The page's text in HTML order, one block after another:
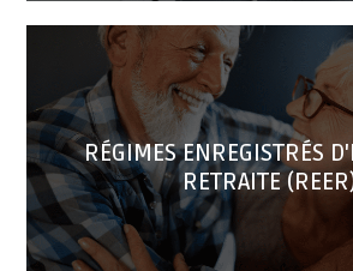
RÉGIMES ENREGISTRÉS
RETRAITE